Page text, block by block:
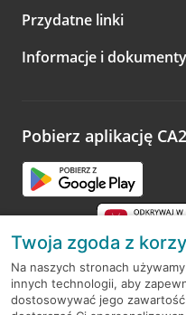
Przydatne linki
Informacje i dokumenty
Pobierz aplikację
RODO
Twoja zgoda z
Na naszych stronach
innych technologii, aby
dostosowywać jego